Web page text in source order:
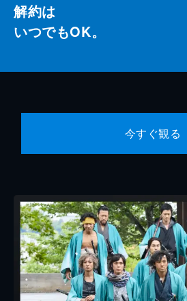
解約は
いつでもOK。
今すぐ観る